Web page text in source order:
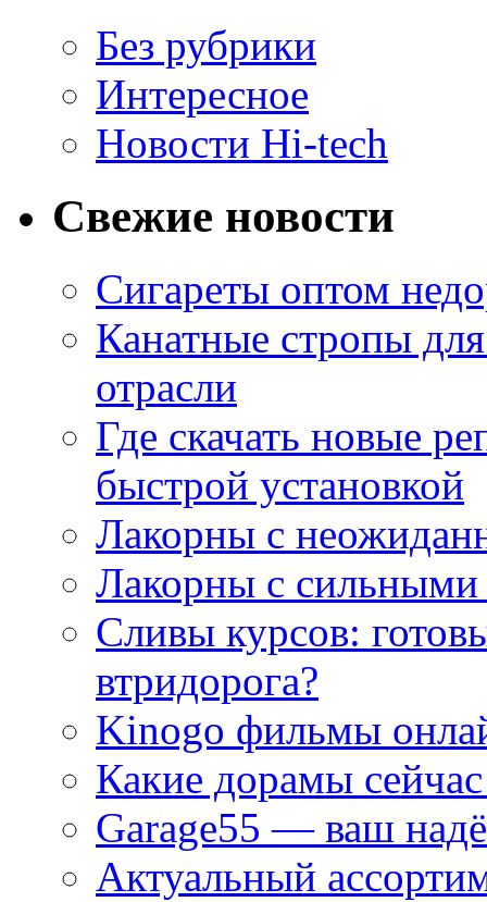
Без рубрики
Интересное
Новости Hi-tech
Свежие новости
Сигареты оптом
Канатные стропы
отрасли
Где скачать новые
быстрой установкой
Лакорны с
Лакорны с сильными
Сливы курсов:
втридорога?
Kinogo фильмы
Какие дорамы
Garage55 — ваш
Актуальный